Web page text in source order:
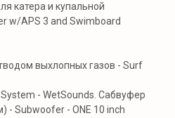
катера и купальной
w/APS 3 and Swimboard
выхлопных газов - Surf
- WetSounds. Сабвуфер
- Subwoofer - ONE 10 inch